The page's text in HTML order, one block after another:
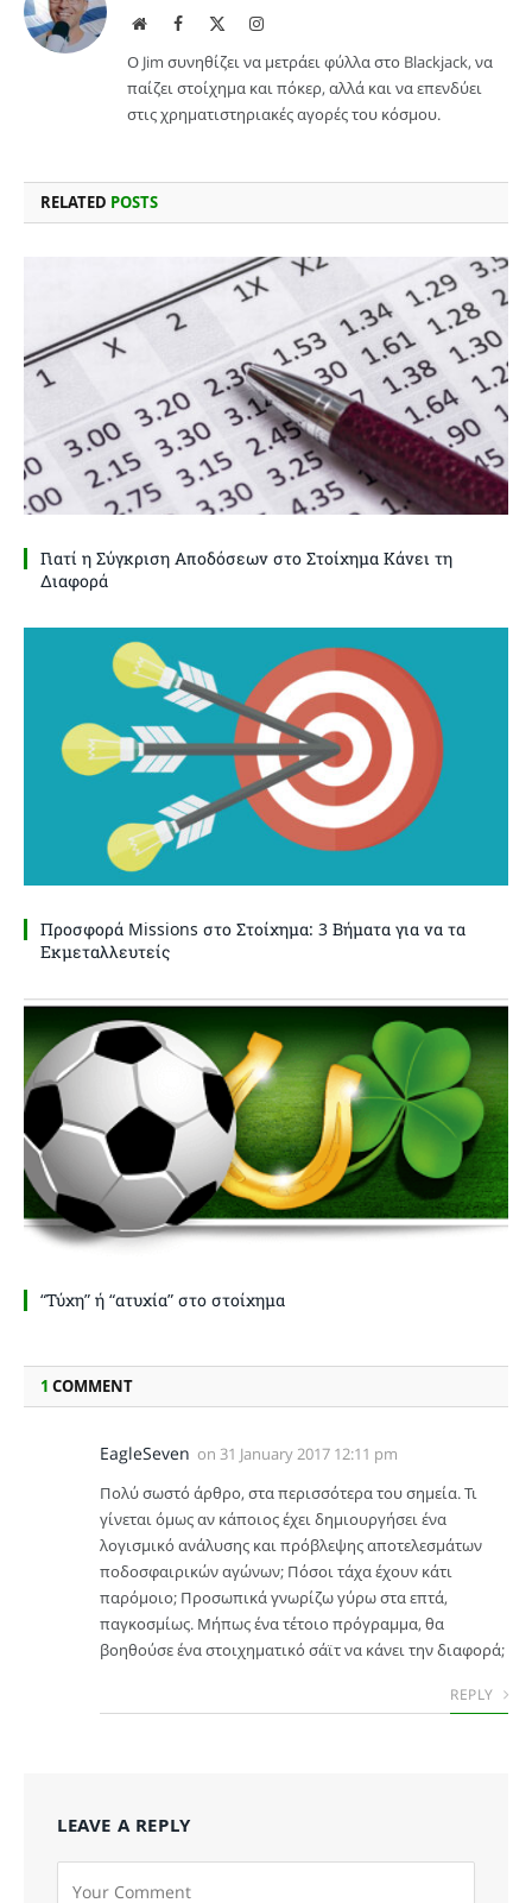
WebsiteFacebook Instagram
Ο Jim συνηθίζει να μετράει φύλλα στο Blackjack, να
παίζει στοίχημα και πόκερ, αλλά και να επενδύει
στις χρηματιστηριακές αγορές του κόσμου.
RELATED POSTS
Γιατί η Σύγκριση Αποδόσεων στο Στοίχημα Κάνει τη
Διαφορά
Προσφορά Missions στο Στοίχημα: 3 Βήματα για να τα
Εκμεταλλευτείς
“Τύχη” ή “ατυχία” στο στοίχημα
1 COMMENT
EagleSeven on 31 January 2017 12:11 pm
Πολύ σωστό άρθρο, στα περισσότερα του σημεία. Τι
γίνεται όμως αν κάποιος έχει δημιουργήσει ένα
λογισμικό ανάλυσης και πρόβλεψης αποτελεσμάτων
ποδοσφαιρικών αγώνων; Πόσοι τάχα έχουν κάτι
παρόμοιο; Προσωπικά γνωρίζω γύρω στα επτά,
παγκοσμίως. Μήπως ένα τέτοιο πρόγραμμα, θα
βοηθούσε ένα στοιχηματικό σάϊτ να κάνει την διαφορά;
REPLY
LEAVE A REPLY